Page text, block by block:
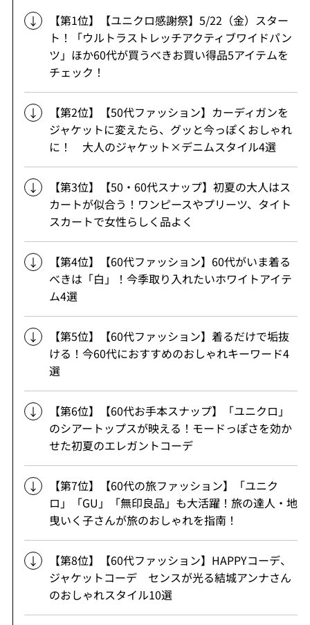
【第1位】【ユニクロ感謝祭】5/22（金）スター
ト！「ウルトラストレッチアクティブワイドパン
ツ」ほか60代が買うべきお買い得品5アイテムを
チェック！
【第2位】【50代ファッション】カーディガンを
ジャケットに変えたら、グッと今っぽくおしゃれ
に！ 大人のジャケット×デニムスタイル4選
【第3位】【50・60代スナップ】初夏の大人はス
カートが似合う！ワンピースやプリーツ、タイト
スカートで女性らしく品よく
【第4位】【60代ファッション】60代がいま着る
べきは「白」！今季取り入れたいホワイトアイテ
ム4選
【第5位】【60代ファッション】着るだけで垢抜
ける！今60代におすすめのおしゃれキーワード4
選
【第6位】【60代お手本スナップ】「ユニクロ」
のシアートップスが映える！モードっぽさを効か
せた初夏のエレガントコーデ
【第7位】【60代の旅ファッション】「ユニク
ロ」「GU」「無印良品」も大活躍！旅の達人・地
曳いく子さんが旅のおしゃれを指南！
【第8位】【60代ファッション】HAPPYコーデ、
ジャケットコーデ センスが光る結城アンナさん
のおしゃれスタイル10選